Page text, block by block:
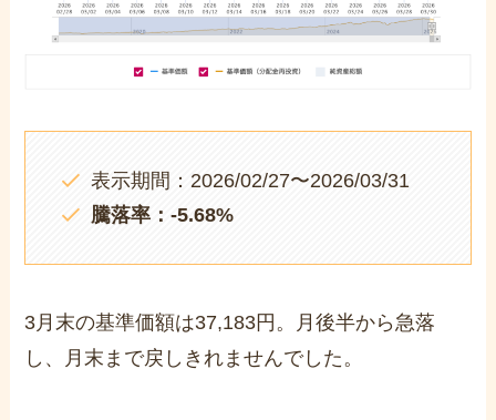
表示期間：2026/02/27〜2026/03/31
騰落率：-5.68%
3月末の基準価額は37,183円。月後半から急落
し、月末まで戻しきれませんでした。